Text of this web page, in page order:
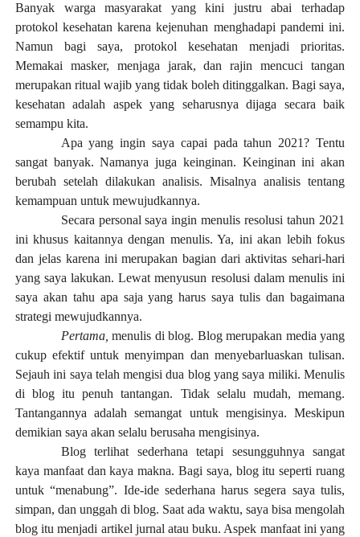
Banyak warga masyarakat yang kini justru abai terhadap
protokol kesehatan karena kejenuhan menghadapi pandemi ini.
Namun bagi saya, protokol kesehatan menjadi prioritas.
Memakai masker, menjaga jarak, dan rajin mencuci tangan
merupakan ritual wajib yang tidak boleh ditinggalkan. Bagi saya,
kesehatan adalah aspek yang seharusnya dijaga secara baik
semampu kita.
Apa yang ingin saya capai pada tahun 2021? Tentu
sangat banyak. Namanya juga keinginan. Keinginan ini akan
berubah setelah dilakukan analisis. Misalnya analisis tentang
kemampuan untuk mewujudkannya.
Secara personal saya ingin menulis resolusi tahun 2021
ini khusus kaitannya dengan menulis. Ya, ini akan lebih fokus
dan jelas karena ini merupakan bagian dari aktivitas sehari-hari
yang saya lakukan. Lewat menyusun resolusi dalam menulis ini
saya akan tahu apa saja yang harus saya tulis dan bagaimana
strategi mewujudkannya.
Pertama,menulis di blog. Blog merupakan media yang
cukup efektif untuk menyimpan dan menyebarluaskan tulisan.
Sejauh ini saya telah mengisi dua blog yang saya miliki. Menulis
di blog itu penuh tantangan. Tidak selalu mudah, memang.
Tantangannya adalah semangat untuk mengisinya. Meskipun
demikian saya akan selalu berusaha mengisinya.
Blog terlihat sederhana tetapi sesungguhnya sangat
kaya manfaat dan kaya makna. Bagi saya, blog itu seperti ruang
untuk “menabung”. Ide-ide sederhana harus segera saya tulis,
simpan, dan unggah di blog. Saat ada waktu, saya bisa mengolah
blog itu menjadi artikel jurnal atau buku. Aspek manfaat ini yang